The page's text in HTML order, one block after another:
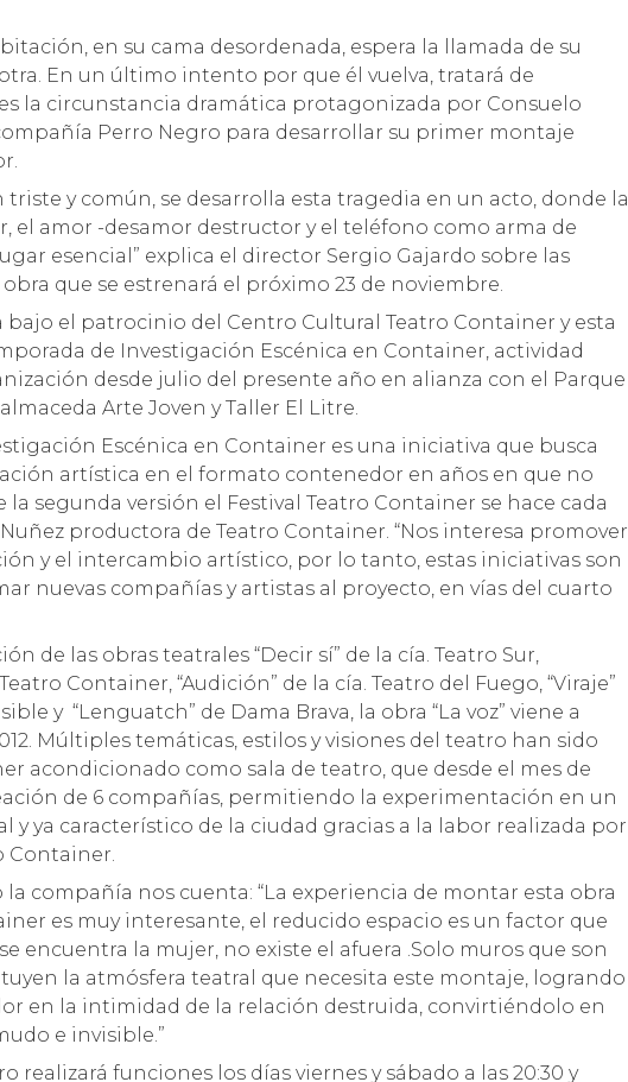
En un último intento por que él vuelva, tratará de
la circunstancia dramática protagonizada por Consuelo
Perro Negro para desarrollar su primer montaje
triste y común, se desarrolla esta tragedia en un acto, donde la
el amor -desamor destructor y el teléfono como arma de
esencial” explica el director Sergio Gajardo sobre las
que se estrenará el próximo 23 de noviembre.
bajo el patrocinio del Centro Cultural Teatro Container y esta
de Investigación Escénica en Container, actividad
desde julio del presente año en alianza con el Parque
Arte Joven y Taller El Litre.
Escénica en Container es una iniciativa que busca
artística en el formato contenedor en años en que no
la segunda versión el Festival Teatro Container se hace cada
productora de Teatro Container. “Nos interesa promover
y el intercambio artístico, por lo tanto, estas iniciativas son
nuevas compañías y artistas al proyecto, en vías del cuarto
de las obras teatrales “Decir sí” de la cía. Teatro Sur,
Container, “Audición” de la cía. Teatro del Fuego, “Viraje”
y “Lenguatch” de Dama Brava, la obra “La voz” viene a
Múltiples temáticas, estilos y visiones del teatro han sido
acondicionado como sala de teatro, que desde el mes de
de 6 compañías, permitiendo la experimentación en un
y ya característico de la ciudad gracias a la labor realizada por
Container.
compañía nos cuenta: “La experiencia de montar esta obra
es muy interesante, el reducido espacio es un factor que
encuentra la mujer, no existe el afuera .Solo muros que son
la atmósfera teatral que necesita este montaje, logrando
en la intimidad de la relación destruida, convirtiéndolo en
e invisible.”
realizará funciones los días viernes y sábado a las 20:30 y